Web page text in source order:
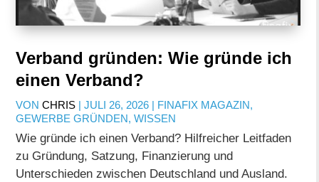
Verband gründen: Wie gründe ich
einen Verband?
VONCHRIS |JULI 26, 2026 | FINAFIX MAGAZIN,
GEWERBE GRÜNDEN,WISSEN
Wie gründe ich einen Verband? Hilfreicher Leitfaden
zu Gründung, Satzung, Finanzierung und
Unterschieden zwischen Deutschland und Ausland.